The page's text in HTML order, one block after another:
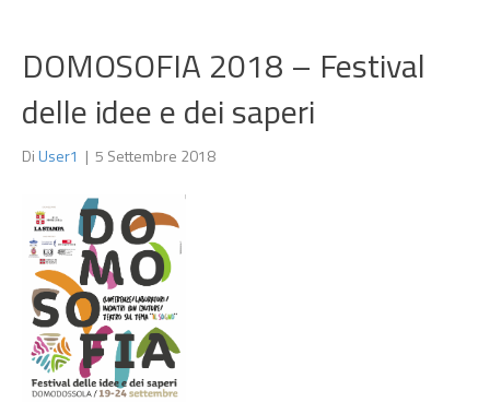
DOMOSOFIA 2018 – Festival
delle idee e dei saperi
DiUser1 | 5 Settembre 2018